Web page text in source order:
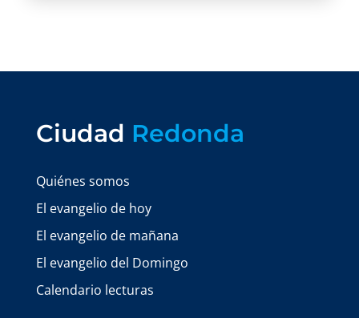
Ciudad Redonda
Quiénes somos
El evangelio de hoy
El evangelio de mañana
El evangelio del Domingo
Calendario lecturas